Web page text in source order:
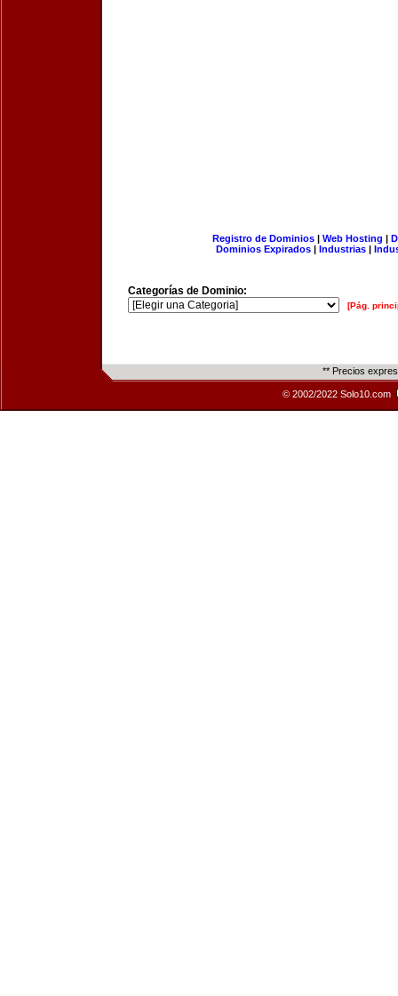
Registro de Dominios| Web Hosting |
Dominios Expirados | Industrias |
Categorías de Dominio:
[Pág.
** Precios
© 2002/2022 Solo10.com